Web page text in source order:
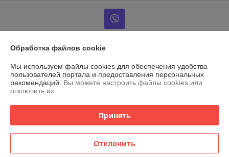
Индивидуальный предприниматель:ИП Островский Александр
Анатольевич
г. Марьина Горка, ул. Ленинская, 34, кв. 102
Регистрационный номер ЕГР: 691079471
Регистрационный орган: Пуховичский РИК
Дата регистрации компании: 25.05.2023
Обработка файлов cookie
Мы используем файлы cookies для обеспечения удобства
пользователей портала и предоставления персональных
рекомендаций. Вы можете настроить файлы cookies или
отключить их.
Принять
Отклонить